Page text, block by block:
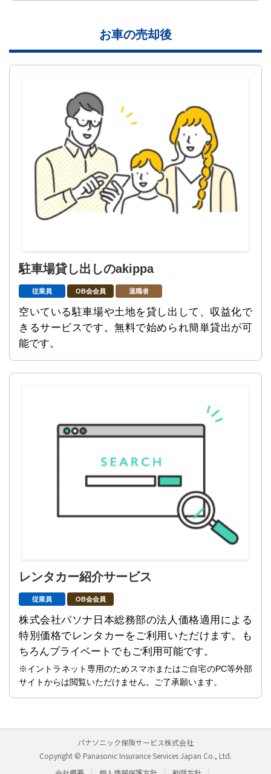
お車の売却後
駐車場貸し出しのakippa
従業員 OB会会員 退職者
空いている駐車場や土地を貸し出して、収益化で
きるサービスです。無料で始められ簡単貸出が可
能です。
レンタカー紹介サービス
従業員 OB会会員
株式会社パソナ日本総務部の法人価格適用による
特別価格でレンタカーをご利用いただけます。も
ちろんプライベートでもご利用可能です。
※イントラネット専用のためスマホまたはご自宅のPC等外部
サイトからは閲覧いただけません。ご了承願います。
パナソニック保険サービス株式会社
Copyright © Panasonic Insurance Services Japan Co., Ltd.